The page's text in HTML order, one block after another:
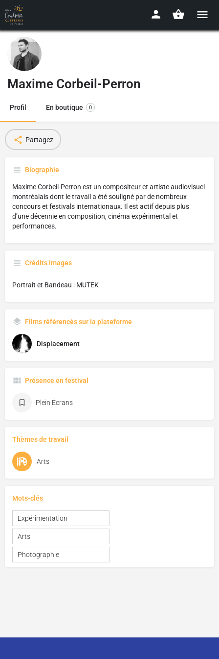
Maxime Corbeil-Perron
Profil En boutique 0
Partagez
Biographie
Maxime Corbeil-Perron est un compositeur et artiste audiovisuel
montréalais dont le travail a été souligné par de nombreux
concours et festivals internationaux. Il est actif depuis plus
d’une décennie en composition, cinéma expérimental et
performances.
Crédits images
Portrait et Bandeau : MUTEK
Films référencés sur la plateforme
Displacement
Présence en festival
Plein Écrans
Thèmes de travail
Arts
Mots-clés
Expérimentation
Arts
Photographie